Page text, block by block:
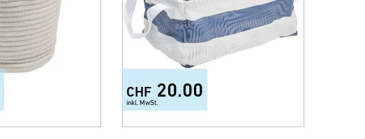
CHF 20.00
inkl. MwSt.